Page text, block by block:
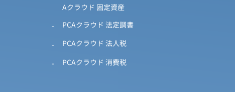
Aクラウド 固定資産
PCAクラウド 法定調書
PCAクラウド 法人税
PCAクラウド 消費税